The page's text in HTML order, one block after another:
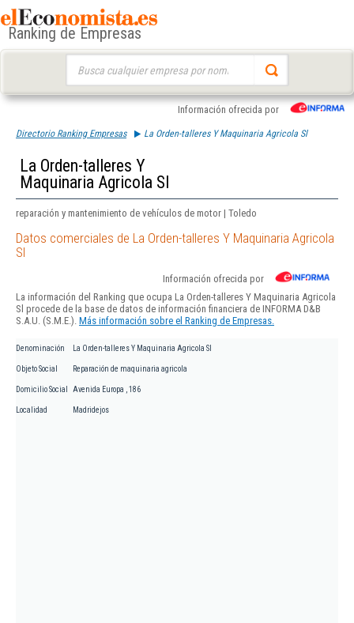
Ranking de Empresas
Información ofrecida por
Directorio Ranking Empresas La Orden-talleres Y Maquinaria Agricola Sl
La Orden-talleres Y
Maquinaria Agricola Sl
reparación y mantenimiento de vehículos de motor | Toledo
Datos comerciales de La Orden-talleres Y Maquinaria Agricola
Sl
Información ofrecida por
La información del Ranking que ocupa La Orden-talleres Y Maquinaria Agricola
Sl procede de la base de datos de información financiera de INFORMA D&B
S.A.U. (S.M.E.). Más información sobre el Ranking de Empresas.
Denominación La Orden-talleres Y Maquinaria Agricola Sl
Objeto Social Reparación de maquinaria agricola
Domicilio Social Avenida Europa , 186
Localidad Madridejos